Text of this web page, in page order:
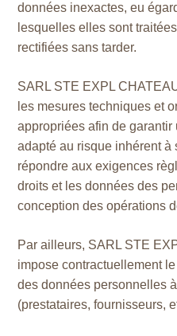
données inexactes, eu
lesquelles elles sont
rectifiées sans tarder.
SARL STE EXPL
les mesures techniques et
appropriées afin de
adapté au risque inhérent à
répondre aux exigences
droits et les données des
conception des opérations
Par ailleurs, SARL STE
impose contractuellement
des données personnelles
(prestataires, fournisseurs,